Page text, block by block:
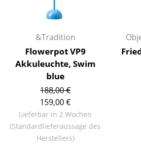
Schreibtischleuchten
Stehleuchten & Leseleuchten
Bodenleuchten
Wandleuchten
Outdoor-Leuchten
Akkuleuchten
... alle Leuchten
&Tradition
Flowerpot VP9
Akkuleuchte, Swim
blue
188,00 €
159,00 €
Lieferbar in 2 Wochen
(Standardlieferaussage des
Herstellers)